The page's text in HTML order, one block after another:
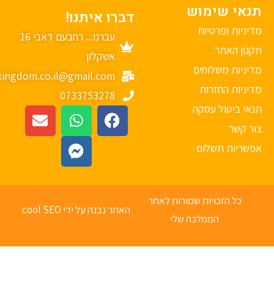
שימוש
ופרטיות
האתר
משלוחים
החזרות
ביטול עסקה
קשר
תשלום
דברו איתנו!
עברנו... רחבעם דאבי 16
אשקלון
mykingdom.co.il@gmail.com
0733753278
כל הזכויות שמורות לאתר
הממלכה שלי
האתר נבנה על ידי cool SEO